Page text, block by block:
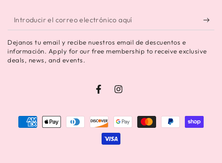
Introducir
el
correo
electrónico
Dejanos tu email y recibe nuestros email de descuentos e
información. Apply for our free membership to receive exclusive
deals, news, and events.
FacebookInstagram
Métodos